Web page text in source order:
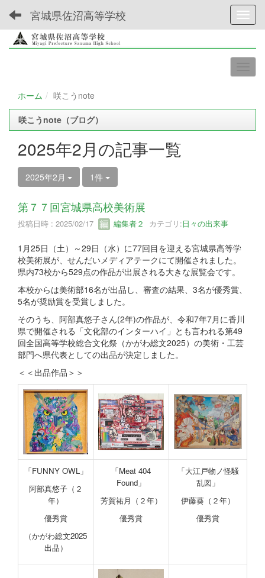
宮城県佐沼高等学校
ホーム 咲こうnote
咲こうnote（ブログ）
2025年2月の記事一覧
2025年2月 1件
第７７回宮城県高校美術展
投稿日時 : 2025/02/17 編集者２ カテゴリ:日々の出来事
1月25日（土）～29日（水）に77回目を迎える宮城県高等学
校美術展が、せんだいメディアテークにて開催されました。
県内73校から529点の作品が出展される大きな展覧会です。
本校からは美術部16名が出品し、審査の結果、3名が優秀賞、
5名が奨励賞を受賞しました。
そのうち、阿部真悠子さん(2年)の作品が、令和7年7月に香川
県で開催される「文化部のインターハイ」とも言われる第49
回全国高等学校総合文化祭（かがわ総文2025）の美術・工芸
部門へ県代表としての出品が決定しました。
＜＜出品作品＞＞
「FUNNY OWL」
阿部真悠子（２
年）
優秀賞
（かがわ総文2025
出品）
「Meat 404
Found」
芳賀祐月（２年）
優秀賞
「大江戸物ノ怪騒
乱図」
伊藤葵（２年）
優秀賞